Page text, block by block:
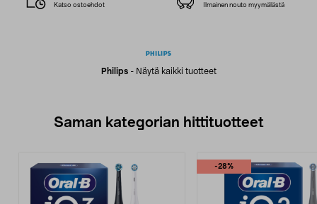
Philips- Näytä kaikki tuotteet
Katso ostoehdot Ilmainen nouto myymälästä
Saman kategorian hittituotteet
-28%